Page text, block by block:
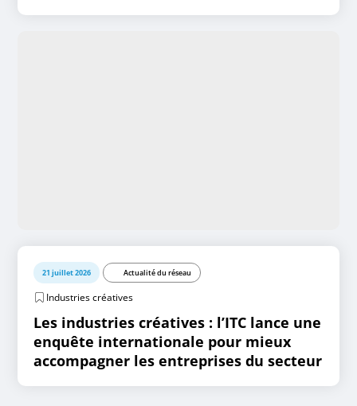
21 juillet 2026 Actualité du réseau
Industries créatives
Les industries créatives : l’ITC lance une
enquête internationale pour mieux
accompagner les entreprises du secteur